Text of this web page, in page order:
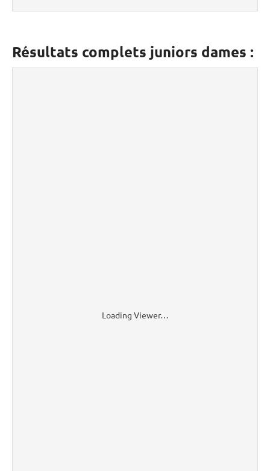
Résultats complets juniors dames :
Loading Viewer…